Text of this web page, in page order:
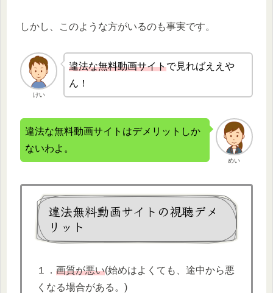
しかし、このような方がいるのも事実です。
けい
違法な無料動画サイトで見ればええや
ん！
めい
違法な無料動画サイトはデメリットしか
ないわよ。
違法無料動画サイトの視聴デメ
リット
１． 画質が悪い(始めはよくても、途中から悪
くなる場合がある。)